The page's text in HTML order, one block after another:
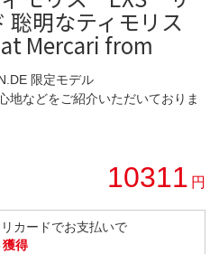
聡明なティモリス
Mercari from
限定モデル
地などをご紹介いただいておりま
10311 円
カードでお支払いで
獲得